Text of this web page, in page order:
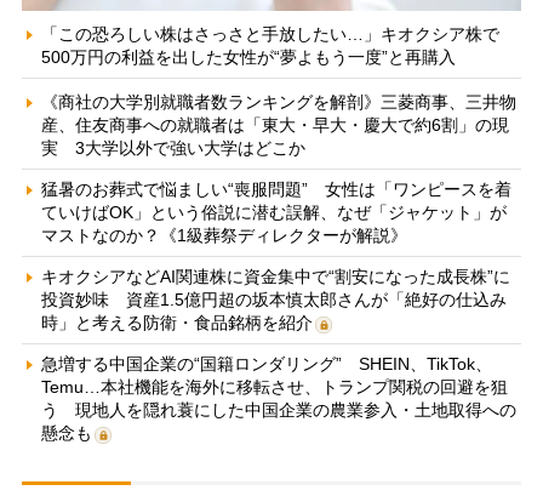
「この恐ろしい株はさっさと手放したい…」キオクシア株で
500万円の利益を出した女性が“夢よもう一度”と再購入
《商社の大学別就職者数ランキングを解剖》三菱商事、三井物
産、住友商事への就職者は「東大・早大・慶大で約6割」の現
実 3大学以外で強い大学はどこか
猛暑のお葬式で悩ましい“喪服問題” 女性は「ワンピースを着
ていけばOK」という俗説に潜む誤解、なぜ「ジャケット」が
マストなのか？《1級葬祭ディレクターが解説》
キオクシアなどAI関連株に資金集中で“割安になった成長株”に
投資妙味 資産1.5億円超の坂本慎太郎さんが「絶好の仕込み
時」と考える防衛・食品銘柄を紹介
急増する中国企業の“国籍ロンダリング” SHEIN、TikTok、
Temu…本社機能を海外に移転させ、トランプ関税の回避を狙
う 現地人を隠れ蓑にした中国企業の農業参入・土地取得への
懸念も